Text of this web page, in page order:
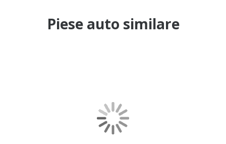
Piese auto similare